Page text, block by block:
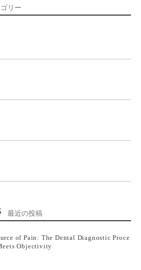
リー
最近の投稿
of Pain: The Dental Diagnostic Proce
Objectivity